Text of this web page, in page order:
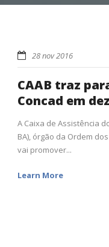
28 nov 2016
CAAB traz
Concad em
A Caixa de Assistência
BA), órgão da Ordem
vai promover...
Learn More